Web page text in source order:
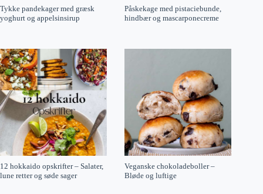
Tykke pandekager med græsk
yoghurt og appelsinsirup
Påskekage med pistaciebunde,
hindbær og mascarponecreme
12 hokkaido opskrifter – Salater,
lune retter og søde sager
Veganske chokoladeboller –
Bløde og luftige